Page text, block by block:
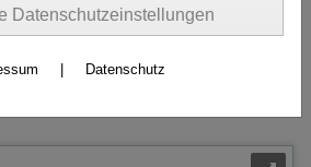
können.
Möglichkeit, auf Rechnung
Datenschutzeinstellungen
Datenschutz